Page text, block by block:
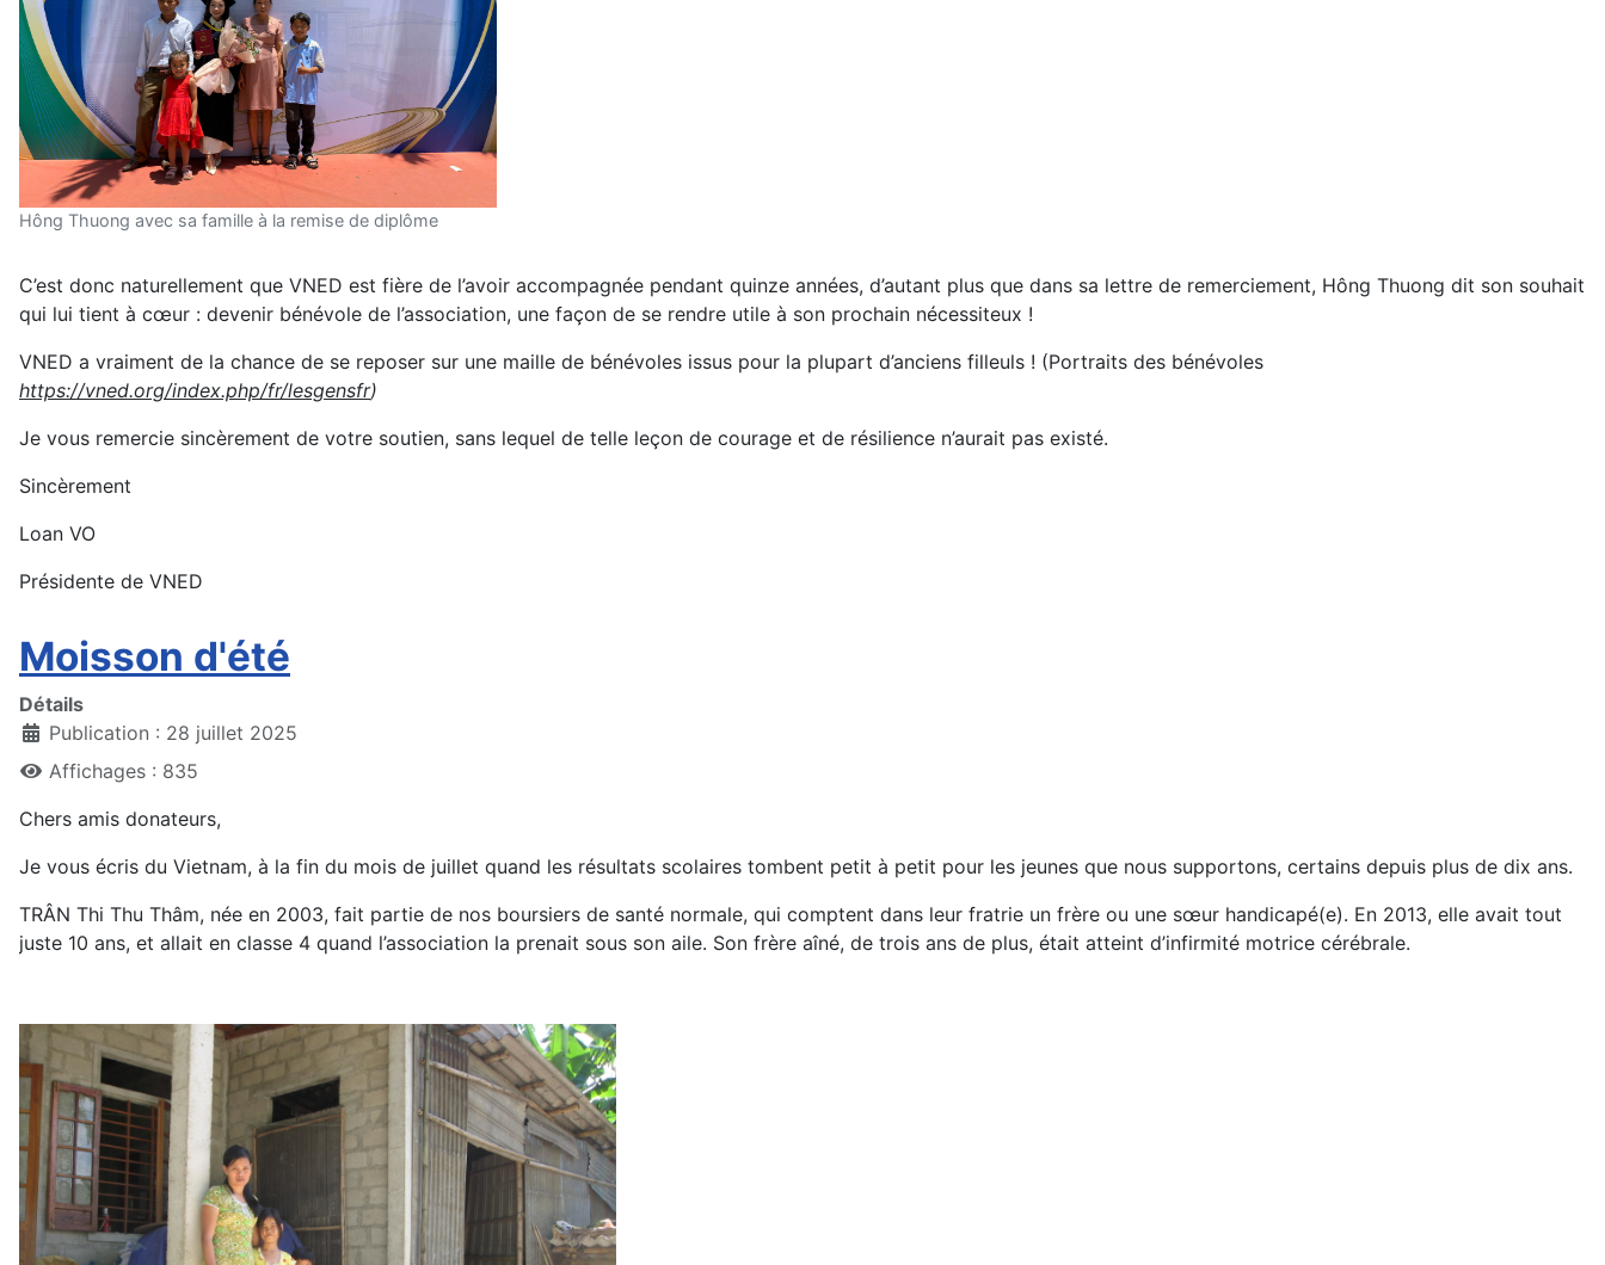
Hông Thuong avec sa famille à la remise de diplôme
C’est donc naturellement que VNED est fière de l’avoir accompagnée pendant quinze années, d’autant plus que dans sa lettre de remerciement, Hông Thuong dit son souhait
qui lui tient à cœur : devenir bénévole de l’association, une façon de se rendre utile à son prochain nécessiteux !
VNED a vraiment de la chance de se reposer sur une maille de bénévoles issus pour la plupart d’anciens filleuls ! (Portraits des bénévoles
https://vned.org/index.php/fr/lesgensfr)
Je vous remercie sincèrement de votre soutien, sans lequel de telle leçon de courage et de résilience n’aurait pas existé.
Sincèrement
Loan VO
Présidente de VNED
Moisson d'été
Détails
Publication : 28 juillet 2025
Affichages : 835
Chers amis donateurs,
Je vous écris du Vietnam, à la fin du mois de juillet quand les résultats scolaires tombent petit à petit pour les jeunes que nous supportons, certains depuis plus de dix ans.
TRÂN Thi Thu Thâm, née en 2003, fait partie de nos boursiers de santé normale, qui comptent dans leur fratrie un frère ou une sœur handicapé(e). En 2013, elle avait tout
juste 10 ans, et allait en classe 4 quand l’association la prenait sous son aile. Son frère aîné, de trois ans de plus, était atteint d’infirmité motrice cérébrale.